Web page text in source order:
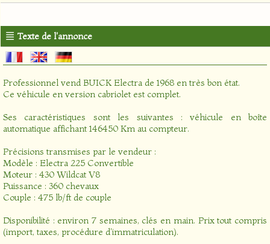
Texte de l'annonce
Professionnel vend BUICK Electra de 1968 en très bon état.
Ce véhicule en version cabriolet est complet.
Ses caractéristiques sont les suivantes : véhicule en boîte
automatique affichant 146450 Km au compteur.
Précisions transmises par le vendeur :
Modèle : Electra 225 Convertible
Moteur : 430 Wildcat V8
Puissance : 360 chevaux
Couple : 475 lb/ft de couple
Disponibilité : environ 7 semaines, clés en main. Prix tout compris
(import, taxes, procédure d'immatriculation).